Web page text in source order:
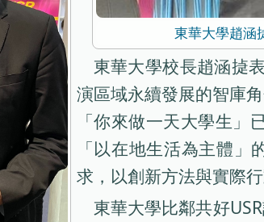
東華大學趙涵
東華大學校長趙涵㨗
演區域永續發展的智庫
「你來做一天大學生
「以在地生活為主體
求，以創新方法與實際
東華大學比鄰共好